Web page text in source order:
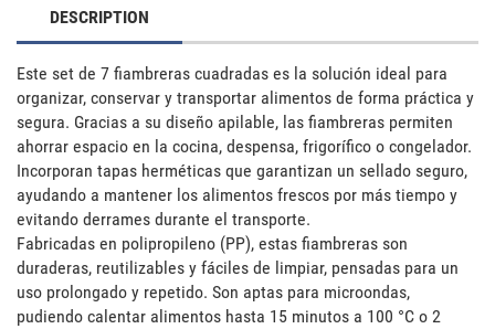
DESCRIPTION
Este set de 7 fiambreras cuadradas es la solución ideal para
organizar, conservar y transportar alimentos de forma práctica y
segura. Gracias a su diseño apilable, las fiambreras permiten
ahorrar espacio en la cocina, despensa, frigorífico o congelador.
Incorporan tapas herméticas que garantizan un sellado seguro,
ayudando a mantener los alimentos frescos por más tiempo y
evitando derrames durante el transporte.
Fabricadas en polipropileno (PP), estas fiambreras son
duraderas, reutilizables y fáciles de limpiar, pensadas para un
uso prolongado y repetido. Son aptas para microondas,
pudiendo calentar alimentos hasta 15 minutos a 100 °C o 2